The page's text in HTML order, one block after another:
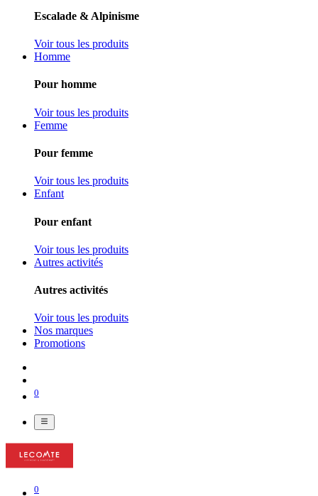
Escalade & Alpinisme
Voir tous les produits
Homme
Pour homme
Voir tous les produits
Femme
Pour femme
Voir tous les produits
Enfant
Pour enfant
Voir tous les produits
Autres activités
Autres activités
Voir tous les produits
Nos marques
Promotions
0
0